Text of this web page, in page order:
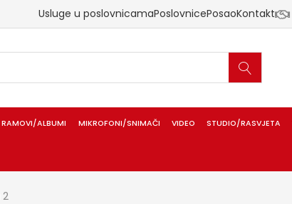
Usluge u poslovnicamaPoslovnicePosaoKontakt
RAMOVI/ALBUMI MIKROFONI/SNIMAČI VIDEO STUDIO/RASVJETA
2